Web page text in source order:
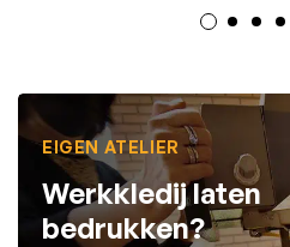
EIGEN ATELIER
Werkkledij laten
bedrukken?